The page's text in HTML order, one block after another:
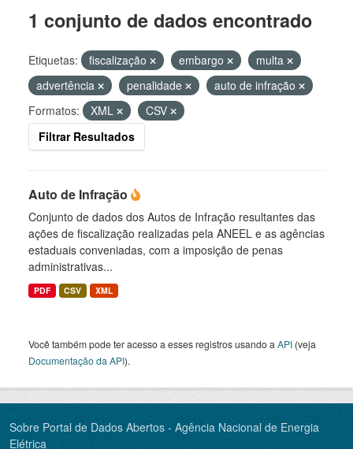
1 conjunto de dados encontrado
Etiquetas: fiscalização embargo
multa
advertência
penalidade
auto de infração
Formatos:
XML
CSV
Filtrar Resultados
Auto de Infração
Conjunto de dados dos Autos de Infração resultantes das
ações de fiscalização realizadas pela ANEEL e as agências
estaduais conveniadas, com a imposição de penas
administrativas...
PDF CSV XML
Você também pode ter acesso a esses registros usando a API (veja
Documentação da API).
Sobre Portal de Dados Abertos - Agência Nacional de Energia
Elétrica